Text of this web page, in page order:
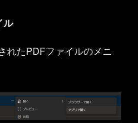
ル
れたPDFファイルのメニ